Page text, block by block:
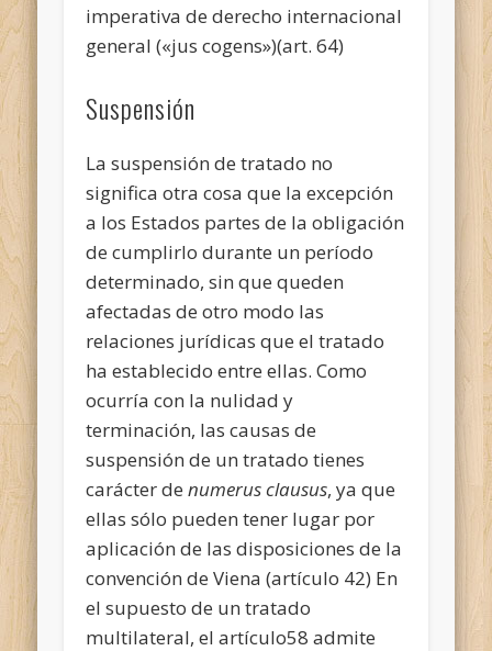
imperativa de derecho internacional
general («jus cogens»)(art. 64)
Suspensión
La suspensión de tratado no
significa otra cosa que la excepción
a los Estados partes de la obligación
de cumplirlo durante un período
determinado, sin que queden
afectadas de otro modo las
relaciones jurídicas que el tratado
ha establecido entre ellas. Como
ocurría con la nulidad y
terminación, las causas de
suspensión de un tratado tienes
carácter denumerusclausus, ya que
ellas sólo pueden tener lugar por
aplicación de las disposiciones de la
convención de Viena (artículo 42) En
el supuesto de un tratado
multilateral, el artículo58 admite